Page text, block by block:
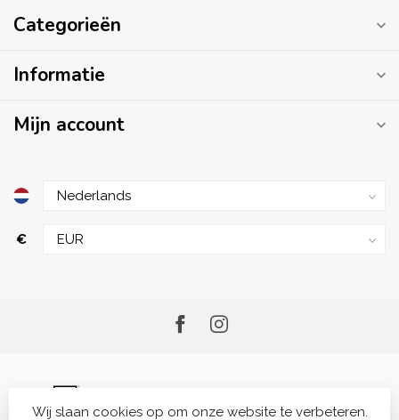
Categorieën
Informatie
Mijn account
€
Wij slaan cookies op om onze website te verbeteren.